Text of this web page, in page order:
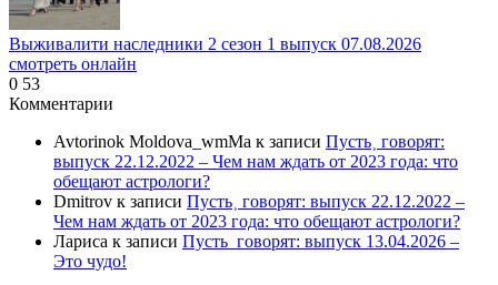
Выживалити наследники 2 сезон 1 выпуск 07.08.2026
смотреть онлайн
0 53
Комментарии
Avtorinok Moldova_wmMa к записи Пусть˲ говорят:
выпуск 22.12.2022 – Чем нам ждать от 2023 года: что
обещают астрологи?
Dmitrov к записи Пусть˲ говорят: выпуск 22.12.2022 –
Чем нам ждать от 2023 года: что обещают астрологи?
Лариса к записи Пусть_говорят: выпуск 13.04.2026 –
Это чудо!